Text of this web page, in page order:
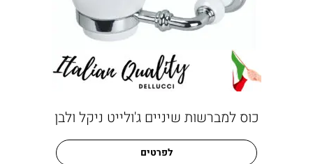
כוס למברשות שיניים ג'ולייט ניקל ולבן
לפרטים